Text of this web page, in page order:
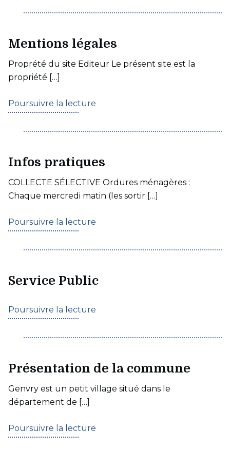
Mentions légales
Proprété du site Editeur Le présent site est la
propriété […]
Poursuivre la lecture
Infos pratiques
COLLECTE SÉLECTIVE Ordures ménagères :
Chaque mercredi matin (les sortir […]
Poursuivre la lecture
Service Public
Poursuivre la lecture
Présentation de la commune
Genvry est un petit village situé dans le
département de […]
Poursuivre la lecture